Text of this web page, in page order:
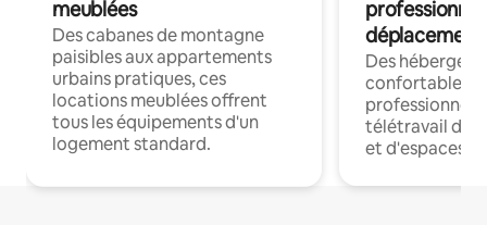
meublées
Des cabanes de montagne
paisibles aux appartements
urbains pratiques, ces
locations meublées offrent
tous les équipements d'un
logement standard.
déplacement
Des
confortables
professionnels
télétravail
et d'espaces